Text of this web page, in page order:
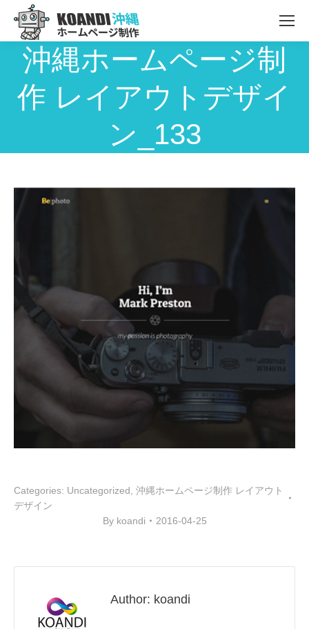
沖縄ホームページ制
作 レイアウトデザイ
ン_133
Categories: Uncategorized 沖縄ホームページ制作 レイアウト
デザイン
By koandi 2016-04-25
Author: koandi